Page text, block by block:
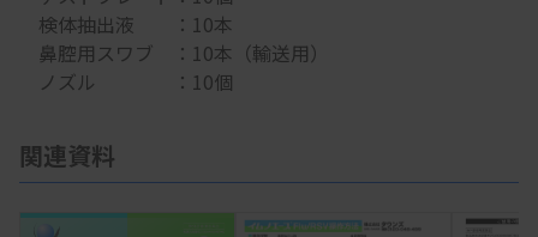
検体抽出液 ：10本
鼻腔用スワブ ：10本（輸送用）
ノズル ：10個
関連資料